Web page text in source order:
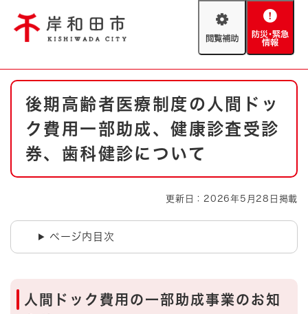
閲
助
防
緊
情
報
やさしい日本語
文字サイズ 標準 拡大
防災・緊急情報 救急・消防
ハザードマップ AED設置箇所
本
後期高齢者医療制度の人間ドッ
ク費用一部助成、健康診査受診
券、歯科健診について
更新日：2026年5月28日掲載
ページ内目次
人間ドック費用の一部助成事業のお知